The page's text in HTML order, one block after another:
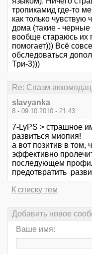
тропикамид где-то
как только чувствую
дома (такие -
вообще стараюсь их
помогает))) Всё
обследоваться
Три-3)))
Re: Спазм
slavyanka
8 - 09.10.2010 - 21:43
7-LyPS > страшное
развиться миопия!
а вот позитив в том,
эффективно
последующем
предотвратить
К списку тем
Добавить новое
Ваше имя: